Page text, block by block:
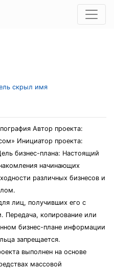
скрыл имя
Автор проекта:
Инициатор проекта:
бизнес-плана: Настоящий
начинающих
различных бизнесов и
лиц, получивших его с
Передача, копирование или
бизнес-плане информации
запрещается.
выполнен на основе
массовой